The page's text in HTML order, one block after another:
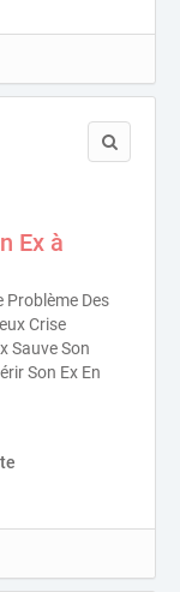
Ex à
Des
Crise
Sauve Son
Son Ex En